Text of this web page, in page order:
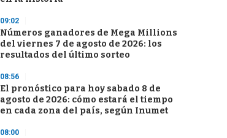
09:02
Números ganadores de Mega Millions
del viernes 7 de agosto de 2026: los
resultados del último sorteo
08:56
El pronóstico para hoy sabado 8 de
agosto de 2026: cómo estará el tiempo
en cada zona del país, según Inumet
08:00